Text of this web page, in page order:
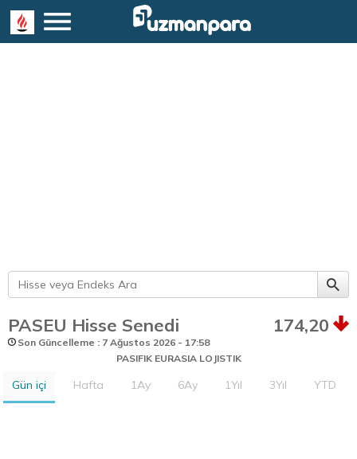
PASEU Hisse Senedi 174,20
Son Güncelleme : 7 Ağustos 2026 - 17:58
PASIFIK EURASIA LOJISTIK
Gün içi Hafta 1Ay 6Ay 1Yıl 3Yıl YTD